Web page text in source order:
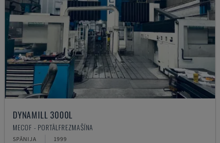
DYNAMILL 3000L
MECOF - PORTĀLFREZMAŠĪNA
SPĀNIJA 1999